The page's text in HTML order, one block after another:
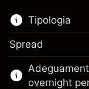
Tipologia
Questo
trading di
Spread
overnight